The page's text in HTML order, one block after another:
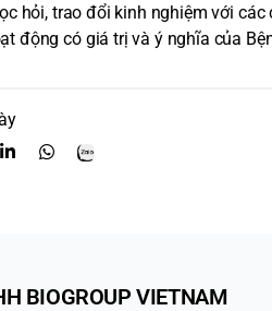
hỏi, trao đổi kinh nghiệm với
động có giá trị và ý nghĩa của
BIOGROUP VIETNAM